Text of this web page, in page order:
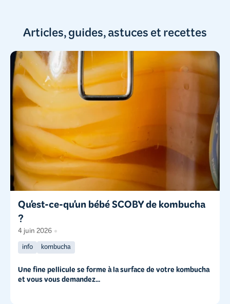
Articles, guides, astuces et recettes
Qu'est-ce-qu'un bébé SCOBY de kombucha
?
4 juin 2026
info kombucha
Une fine pellicule se forme à la surface de votre kombucha
et vous vous demandez...